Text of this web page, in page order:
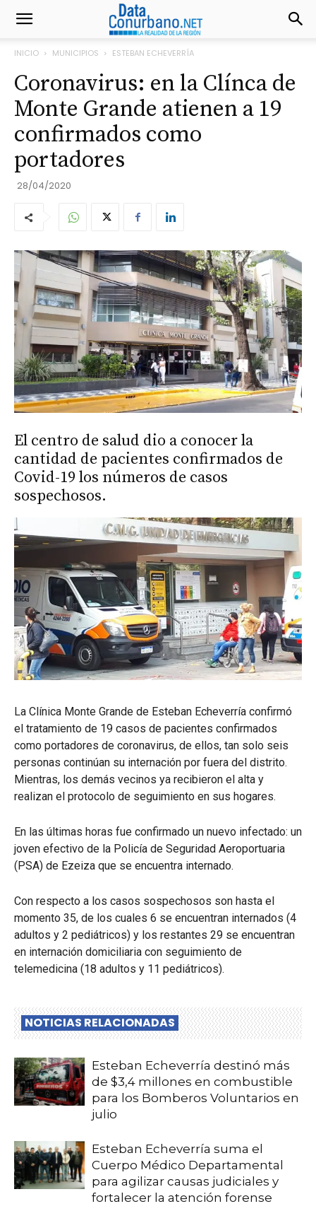
INICIO MUNICIPIOS ESTEBAN ECHEVERRÍA
Coronavirus: en la Clínca de
Monte Grande atienen a 19
confirmados como
portadores
28/04/2020
El centro de salud dio a conocer la
cantidad de pacientes confirmados de
Covid-19 los números de casos
sospechosos.
La Clínica Monte Grande de Esteban Echeverría confirmó
el tratamiento de 19 casos de pacientes confirmados
como portadores de coronavirus, de ellos, tan solo seis
personas continúan su internación por fuera del distrito.
Mientras, los demás vecinos ya recibieron el alta y
realizan el protocolo de seguimiento en sus hogares.
En las últimas horas fue confirmado un nuevo infectado: un
joven efectivo de la Policía de Seguridad Aeroportuaria
(PSA) de Ezeiza que se encuentra internado.
Con respecto a los casos sospechosos son hasta el
momento 35, de los cuales 6 se encuentran internados (4
adultos y 2 pediátricos) y los restantes 29 se encuentran
en internación domiciliaria con seguimiento de
telemedicina (18 adultos y 11 pediátricos).
NOTICIAS RELACIONADAS
Esteban Echeverría destinó más
de $3,4 millones en combustible
para los Bomberos Voluntarios en
julio
Esteban Echeverría suma el
Cuerpo Médico Departamental
para agilizar causas judiciales y
fortalecer la atención forense